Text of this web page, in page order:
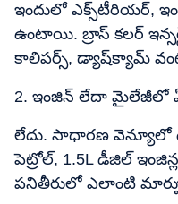
ఇందులో ఎక్స్‌టీరియర్,
ఉంటాయి. బ్రాస్ కలర్
కాలిపర్స్, డ్యాష్‌క్యామ్
2. ఇంజిన్ లేదా మైలేజీలో
లేదు. సాధారణ వెన్యూలో
పెట్రోల్, 1.5L డీజిల్
పనితీరులో ఎలాంటి